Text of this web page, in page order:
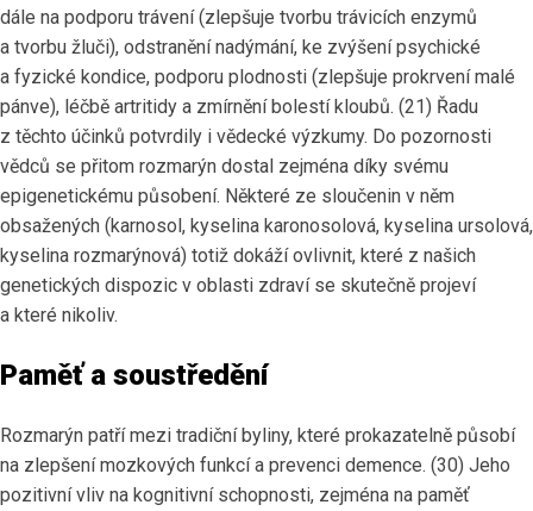
dále na podporu trávení (zlepšuje tvorbu trávicích enzymů
a tvorbu žluči), odstranění nadýmání, ke zvýšení psychické
a fyzické kondice, podporu plodnosti (zlepšuje prokrvení malé
pánve), léčbě artritidy a zmírnění bolestí kloubů. (21) Řadu
z těchto účinků potvrdily i vědecké výzkumy. Do pozornosti
vědců se přitom rozmarýn dostal zejména díky svému
epigenetickému působení. Některé ze sloučenin v něm
obsažených (karnosol, kyselina karonosolová, kyselina ursolová,
kyselina rozmarýnová) totiž dokáží ovlivnit, které z našich
genetických dispozic v oblasti zdraví se skutečně projeví
a které nikoliv.
Paměť a soustředění
Rozmarýn patří mezi tradiční byliny, které prokazatelně působí
na zlepšení mozkových funkcí a prevenci demence. (30) Jeho
pozitivní vliv na kognitivní schopnosti, zejména na paměť